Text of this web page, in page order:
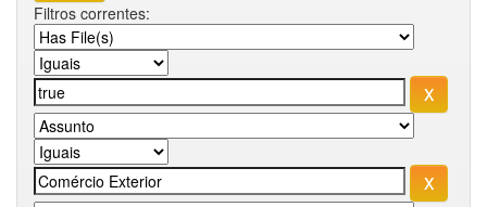
Filtros correntes: